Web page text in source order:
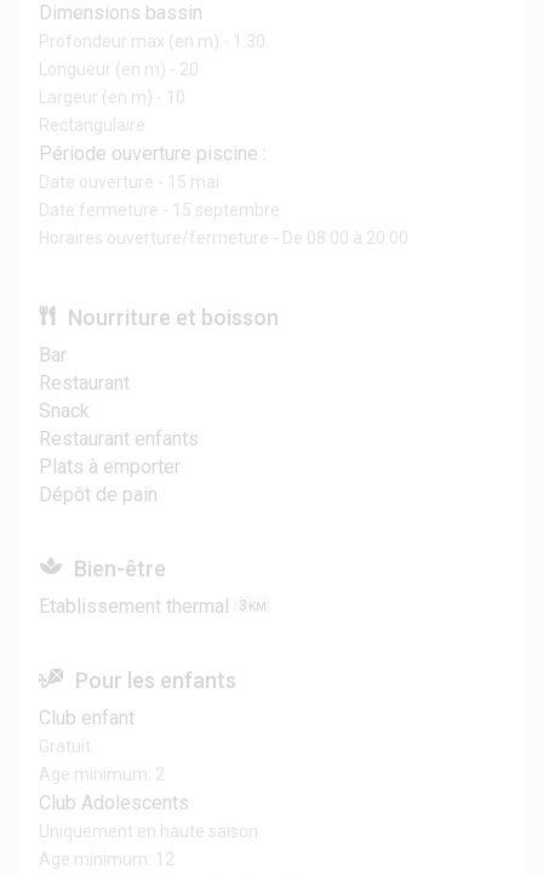
Dimensions bassin
Profondeur max (en m) - 1.30
Longueur (en m) - 20
Largeur (en m) - 10
Rectangulaire
Période ouverture piscine :
Date ouverture - 15 mai
Date fermeture - 15 septembre
Horaires ouverture/fermeture - De 08:00 à 20:00
Nourriture et boisson
Bar
Restaurant
Snack
Restaurant enfants
Plats à emporter
Dépôt de pain
Bien-être
Etablissement thermal 3 KM
Pour les enfants
Club enfant
Gratuit
Age minimum: 2
Club Adolescents
Uniquement en haute saison
Age minimum: 12